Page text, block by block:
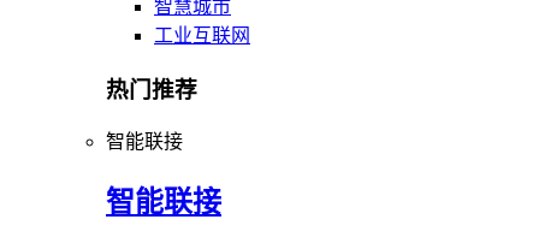
智慧城市
工业互联网
热门推荐
智能联接
智能联接